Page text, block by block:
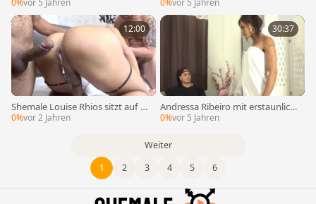
z
0%vor 5 Jahren
entlichkeit
0%vor 5 Jahren
12:00
Shemale Louise Rhios sitzt auf all
en Vieren, um Ramrods in Arsch
und Gesichtsloch zu nehmen
0%vor 2 Jahren
30:37
Andressa Ribeiro mit erstaunlich
em Körper und großem Penis kn
allt einen Twink
0%vor 5 Jahren
1 2 3 4 5 6
Weiter